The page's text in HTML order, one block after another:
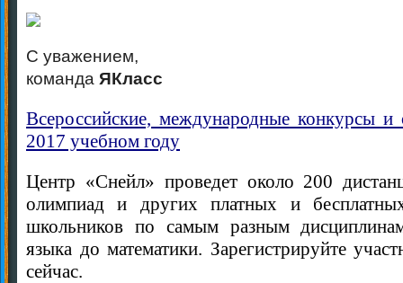
С уважением,
команда ЯКласс
Всероссийские, международные конкурсы
2017 учебном году
Центр «Снейл» проведет около 200
олимпиад и других платных и
школьников по самым разным
языка до математики. Зарегистрируйте
сейчас.